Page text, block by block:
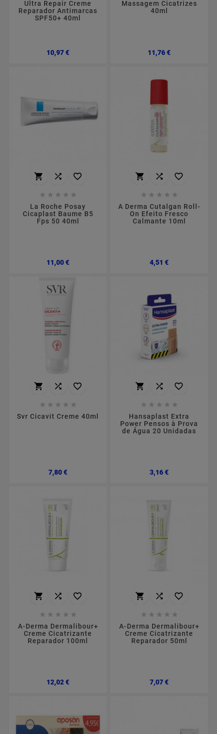
Ultra Repair Creme
Reparador Antimarcas
SPF50+ 40ml
10,97 €Preço
Massagem Cicatrizes
40ml
11,76 €Preço
  
    
La Roche Posay
Cicaplast Baume B5
Fps 50 40ml
11,00 €Preço
  
    
A Derma Cutalgan Roll-
On Efeito Fresco
Calmante 10ml
4,51 €Preço
  
    
Svr Cicavit Creme 40ml
7,80 €Preço
  
    
Hansaplast Extra
Power Pensos à Prova
de Água 20 Unidadas
3,16 €Preço
  
    
A-Derma Dermalibour+
Creme Cicatrizante
Reparador 100ml
12,02 €Preço
  
    
A-Derma Dermalibour+
Creme Cicatrizante
Reparador 50ml
7,07 €Preço